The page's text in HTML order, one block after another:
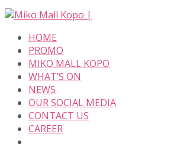
Skip
contentHOME
PROMO
MIKO MALL KOPO
WHAT’S ON
NEWS
OUR SOCIAL MEDIA
CONTACT US
CAREER